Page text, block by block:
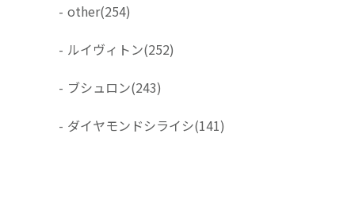
- other(254)
- ルイヴィトン(252)
- ブシュロン(243)
- ダイヤモンドシライシ(141)